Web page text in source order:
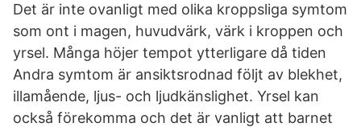
Det är inte ovanligt med olika kroppsliga symtom
som ont i magen, huvudvärk, värk i kroppen och
yrsel. Många höjer tempot ytterligare då tiden
Andra symtom är ansiktsrodnad följt av blekhet,
illamående, ljus- och ljudkänslighet. Yrsel kan
också förekomma och det är vanligt att barnet